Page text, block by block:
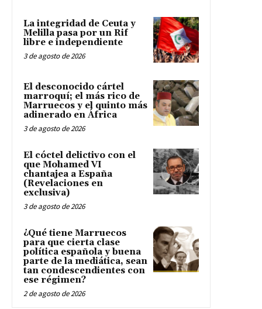
La integridad de Ceuta y
Melilla pasa por un Rif
libre e independiente
3 de agosto de 2026
El desconocido cártel
marroquí; el más rico de
Marruecos y el quinto más
adinerado en África
3 de agosto de 2026
El cóctel delictivo con el
que Mohamed VI
chantajea a España
(Revelaciones en
exclusiva)
3 de agosto de 2026
¿Qué tiene Marruecos
para que cierta clase
política española y buena
parte de la mediática, sean
tan condescendientes con
ese régimen?
2 de agosto de 2026